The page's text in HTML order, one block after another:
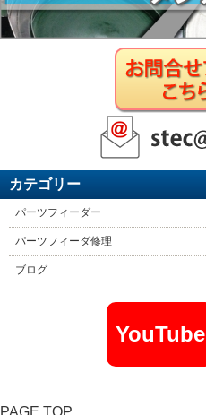
カテゴリー
パーツフィーダー
パーツフィーダ修理
ブログ
YouTube
PAGE TOP